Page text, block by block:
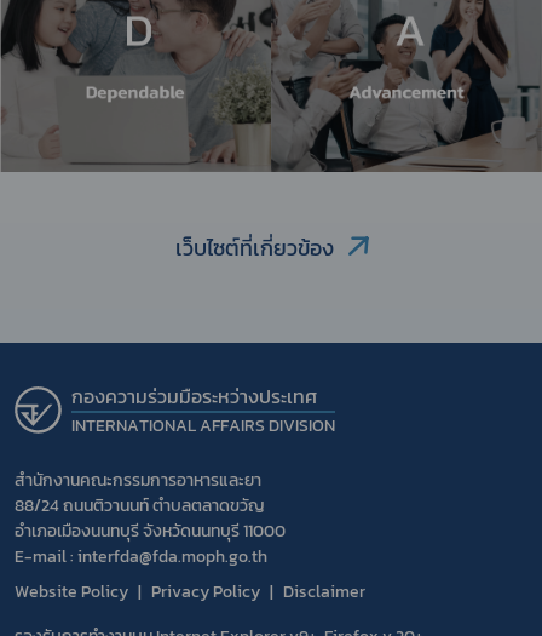
เว็บไซต์ที่เกี่ยวข้อง
กองความร่วมมือระหว่างประเทศ
INTERNATIONAL AFFAIRS DIVISION
สำนักงานคณะกรรมการอาหารและยา
88/24 ถนนติวานนท์ ตำบลตลาดขวัญ
อำเภอเมืองนนทบุรี จังหวัดนนทบุรี 11000
E-mail : interfda@fda.moph.go.th
Website Policy
Privacy Policy
Disclaimer